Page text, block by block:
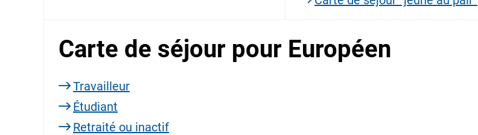
Carte de séjour pour Européen
Travailleur
Étudiant
Retraité ou inactif